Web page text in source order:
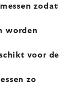
zodat
worden
voor de
zo